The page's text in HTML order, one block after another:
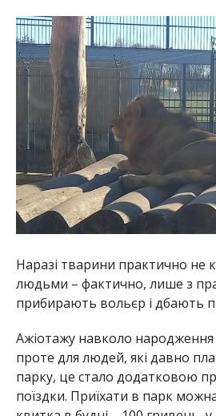
Наразі тварини практично не
людьми – фактично, лише з
прибирають вольєр і дбають
Ажіотажу навколо народження
проте для людей, які давно
парку, це стало додатковою
поїздки. Приїхати в парк